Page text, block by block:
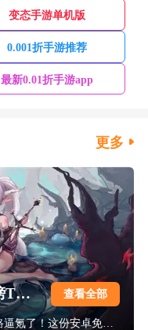
变态手游单机版
0.001折手游推荐
最新0.01折手游app
更多
2026年安卓免费手游排行榜TOP30 查看全部
2026 安卓手游玩家终于不用再被套路逼氪了！这份安卓免费手游排行榜 TOP30，带来了最新安卓免费公益服游戏合集大全。市面上不少免费游戏实则付费点密集，公益服要么福利虚标、要么开服几天就关服，还有大量换皮游戏毫无新意。本次上榜的 30 款均经实机多轮验证，真正全程免费无强制消费，公益服稳定运营，覆盖仙侠、传奇、卡牌等全热门品类，零氪也能轻松畅玩。